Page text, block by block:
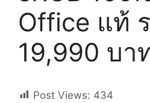
Office แท้
19,990 บา
Post Views: 434